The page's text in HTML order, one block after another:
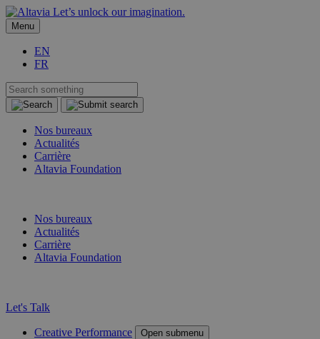
Let’s unlock our imagination.
Menu
EN
FR
Nos bureaux
Actualités
Carrière
Altavia Foundation
Nos bureaux
Actualités
Carrière
Altavia Foundation
Let's Talk
Creative Performance Open submenu